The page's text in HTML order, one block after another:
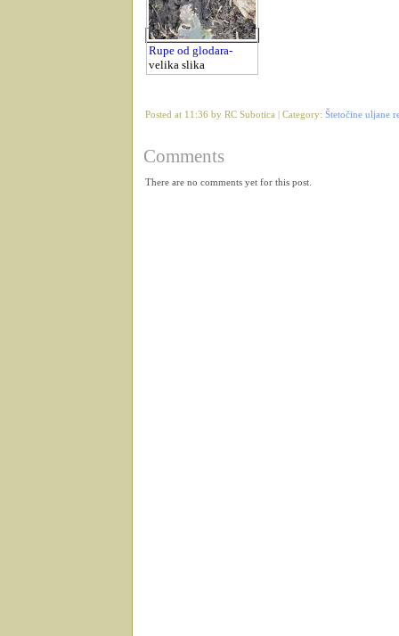
Rupe od glodara-
velika slika
Posted at 11:36 by RC Subotica | Category: Štetočine uljane
Comments
There are no comments yet for this post.